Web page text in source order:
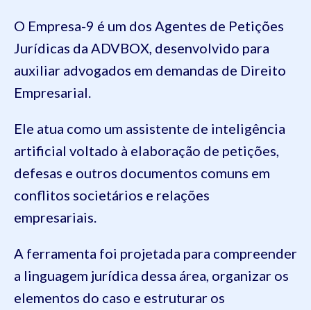
O Empresa-9 é um dos Agentes de Petições
Jurídicas da ADVBOX, desenvolvido para
auxiliar advogados em demandas de Direito
Empresarial.
Ele atua como um assistente de inteligência
artificial voltado à elaboração de petições,
defesas e outros documentos comuns em
conflitos societários e relações
empresariais.
A ferramenta foi projetada para compreender
a linguagem jurídica dessa área, organizar os
elementos do caso e estruturar os